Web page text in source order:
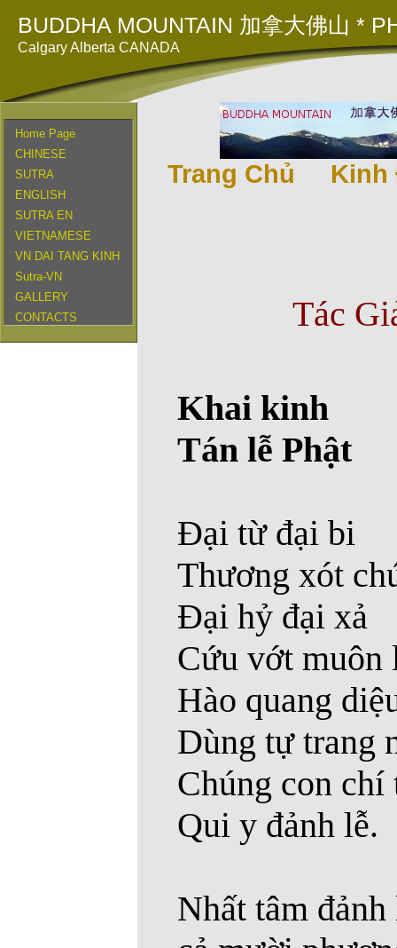
BUDDHA MOUNTAIN 加拿大佛山 *
Calgary Alberta CANADA
Home Page
CHINESE
SUTRA
ENGLISH
SUTRA EN
VIETNAMESE
VN DAI TANG KINH
Sutra-VN
GALLERY
CONTACTS
Trang Chủ Kinh
Tác
Khai kinh
Tán lễ Phật
Ðại từ đại bi
Thương xót
Ðại hỷ đại xả
Cứu vớt muôn
Hào quang
Dùng tự trang
Chúng con chí
Qui y đảnh lễ.
Nhất tâm